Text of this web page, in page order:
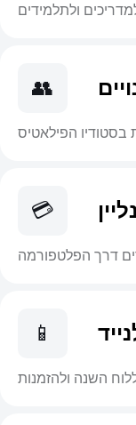
ולתלמידים
👥
בסטודיו הפילאטיס
💳
דרך הפלטפורמה
📱
השנה ולהזמנות